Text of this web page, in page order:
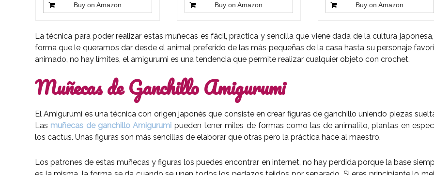
Buy on Amazon Buy on Amazon Buy on Amazon
La técnica para poder realizar estas muñecas es fácil, practica y sencilla que viene dada de la cultura
forma que le queramos dar desde el animal preferido de las más pequeñas de la casa hasta su personaje
animado, no hay límites, el amigurumi es una tendencia que permite realizar cualquier objeto con crochet.
Muñecas de Ganchillo Amigurumi
El Amigurumi es una técnica con origen japonés que consiste en crear figuras de ganchillo uniendo piezas
Las muñecas de ganchillo Amigurumi pueden tener miles de formas como las de animalito, plantas en
los cactus. Unas figuras son más sencillas de elaborar que otras pero la práctica hace al maestro.
Los patrones de estas muñecas y figuras los puedes encontrar en internet, no hay perdida porque la base